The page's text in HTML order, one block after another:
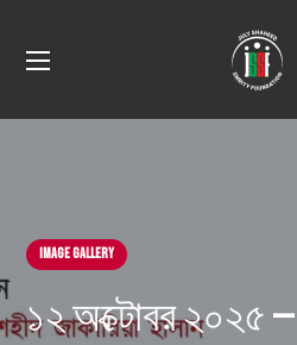
Image Gallery
১২ অক্টোবর ২০২৫ —